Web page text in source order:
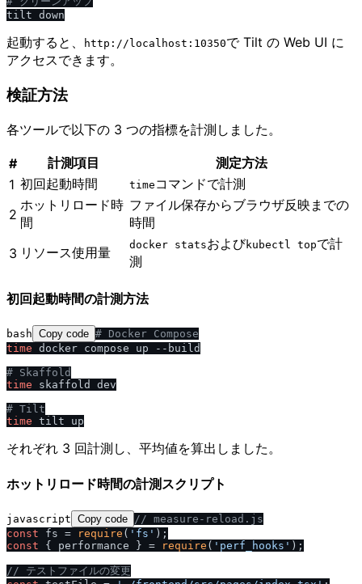
起動すると、 http:​/​​/​localhost:10350で Tilt の Web UI に
アクセスできます。
検証方法
各ツールで以下の 3 つの指標を計測しました。
# 計測項目
測定方法
1 初回起動時間 time コマンドで計測
2
ホットリロード時
間
ファイル保存からブラウザ反映までの
時間
3 リソース使用量 docker statsおよびkubectl topで計
測
初回起動時間の計測方法
bash Copy code # Docker Compose
time docker compose up --build
# Skaffold
time skaffold dev
# Tilt
time
それぞれ 3 回計測し、平均値を算出しました。
ホットリロード時間の計測スクリプト
javascript Copy code / / measure-reload.js
const fs = require ( 'fs'
const { performance } = require ( 'perf_hooks' );
/ / テストファイルの変更